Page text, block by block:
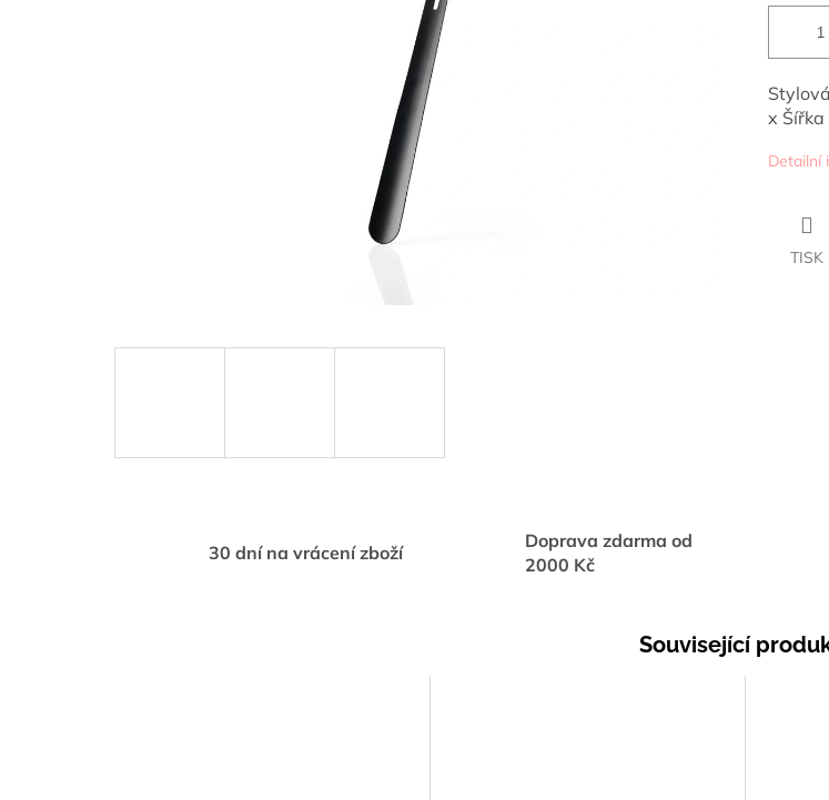
x Šířka
Detailní
TISK
30 dní na vrácení zboží
Doprava zdarma od
2000 Kč
Související